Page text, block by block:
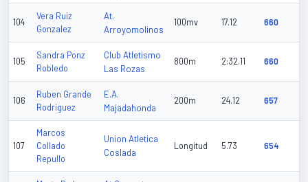
104
Vera Ruiz
Gonzalez
At.
Arroyomolinos
100mv 17.12 660
105
Sandra Ponz
Robledo
Club Atletismo
Las Rozas
800m 2:32.11 660
106
Ruben Grande
Rodriguez
E.A.
Majadahonda
200m 24.12 657
107
Marcos
Collado
Repullo
Union Atletica
Coslada
Longitud 5.73 654